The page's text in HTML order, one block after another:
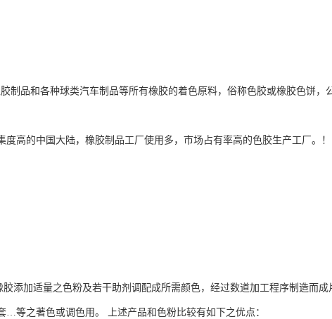
制品和各种球类汽车制品等所有橡胶的着色原料，俗称色胶或橡胶色饼，
高的中国大陆，橡胶制品工厂使用多，市场占有率高的色胶生产工厂。！
加适量之色粉及若干助剂调配成所需颜色，经过数道加工程序制造而成
…等之著色或调色用。 上述产品和色粉比较有如下之优点：